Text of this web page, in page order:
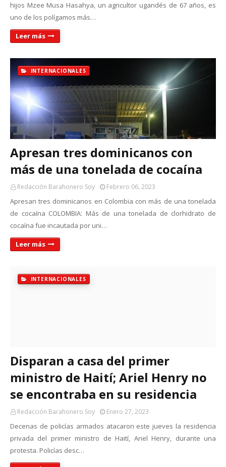
hijos Mzee Musa Hasahya, un agricultor ugandés de 67 años, es
uno de los polígamos más…
Leer más
INTERNACIONALES
Apresan tres dominicanos con
más de una tonelada de cocaína
Redacción Barahonero Soy Febrero 06, 2023
Apresan tres dominicanos en Colombia con más de una tonelada
de cocaína COLOMBIA: Más de una tonelada de clorhidrato de
cocaína fue incautada por uni…
Leer más
INTERNACIONALES
Disparan a casa del primer
ministro de Haití; Ariel Henry no
se encontraba en su residencia
Redacción Barahonero Soy Enero 27, 2023
Decenas de policías armados atacaron este jueves la residencia
privada del primer ministro de Haití, Ariel Henry, durante una
protesta. Policías desc…